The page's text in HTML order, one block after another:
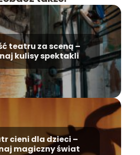
teatru za sceną –
kulisy spektakli
cieni dla dzieci –
magiczny świat